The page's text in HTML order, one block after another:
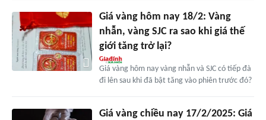
Giá vàng hôm nay 18/2: Vàng
nhẫn, vàng SJC ra sao khi giá thế
giới tăng trở lại?
Giá vàng hôm nay vàng nhẫn và SJC có tiếp đà
đi lên sau khi đã bật tăng vào phiên trước đó?
Giá vàng chiều nay 17/2/2025: Giá